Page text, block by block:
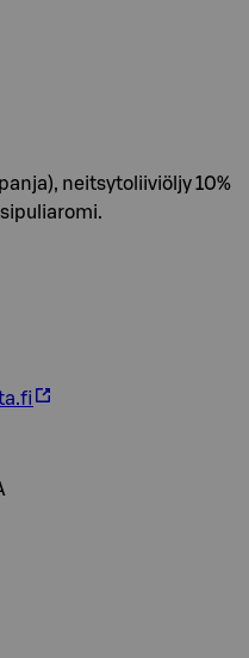
neitsytoliiviöljy 10%